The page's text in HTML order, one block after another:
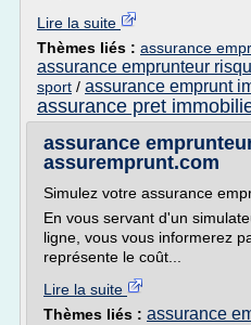
Lire la suite
Thèmes liés : assurance
assurance emprunteur
sport / assurance emprunt
assurance pret
assurance
assuremprunt.com
Simulez votre assurance
En vous servant d'un
ligne, vous vous informerez
représente le coût...
Lire la suite
Thèmes liés : assurance